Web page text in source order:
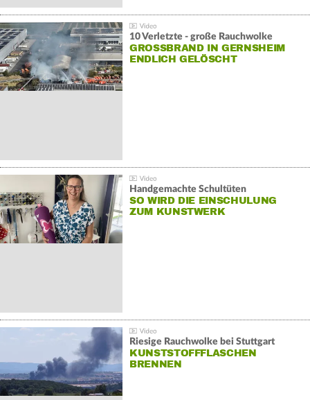
10 Verletzte - große Rauchwolke
GROSSBRAND IN GERNSHEIM E
NDLICH GELÖSCHT
Handgemachte Schultüten
SO WIRD DIE EINSCHULUNG
ZUM KUNSTWERK
Riesige Rauchwolke bei Stuttgart
KUNSTSTOFFFLASCHEN
BRENNEN